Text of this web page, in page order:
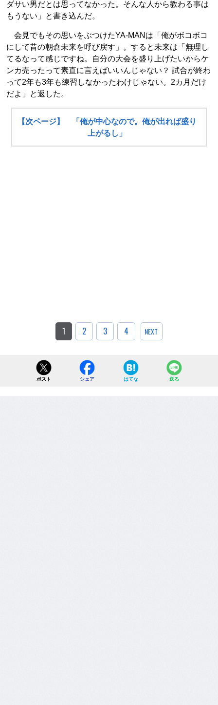
ダサい男だとは思ってなかった。そんな人から教わる事は
もうない」と書き込んだ。
会見でもその思いをぶつけたYA-MANは「俺がボコボコ
にして昔の朝倉未来を呼び戻す」。すると未来は「無理し
てるなって感じですね。自分の大会を盛り上げたいからケ
ンカ売ったって素直に言えばいいんじゃない？ 試合が終わ
って2年も3年も練習しなかったわけじゃない。2カ月だけ
だよ」と返した。
【次ページ】 「俺が中心なので。俺が出れば盛り
上がるし」
1 2 3 4 NEXT
ポスト シェア はてな 送る